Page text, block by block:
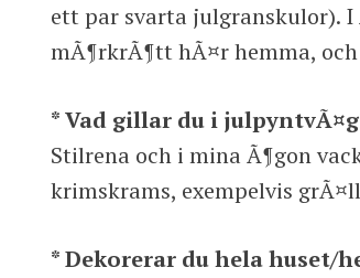
ett par svarta julgranskulor).
mÃ¶rkrÃ¶tt hÃ¤r hemma,
* Vad gillar du i
Stilrena och i mina Ã¶gon
krimskrams, exempelvis
* Dekorerar du hela huset/